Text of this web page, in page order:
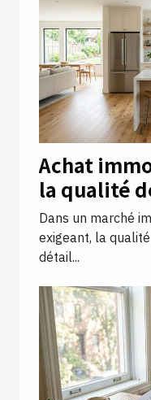
Achat
la qualité
(vraiment)
différence
Dans un marché
exigeant, la
détail...